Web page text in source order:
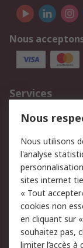
Nous
Services
750.000
Retours
Track & trace
Legal
Politique de
Politique de
Nous
Nous utilisons
l'analyse
sites internet
« Tout
cookies non
en cliquant sur
souhaitez pas,
limiter l’accès